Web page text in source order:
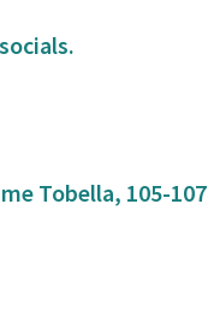
Tobella, 105-107